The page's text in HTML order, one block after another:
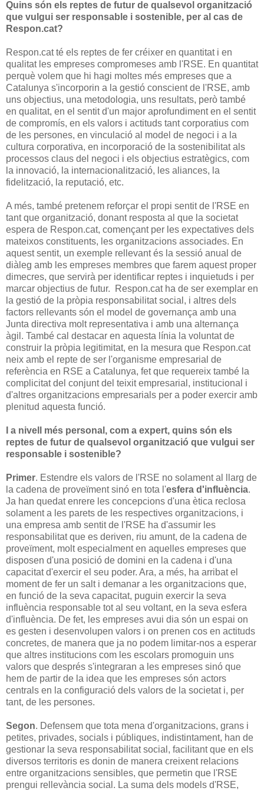
Quins són els reptes de futur de qualsevol organització
que vulgui ser responsable i sostenible, per al cas de
Respon.cat?
Respon.cat té els reptes de fer créixer en quantitat i en
qualitat les empreses compromeses amb l'RSE. En quantitat
perquè volem que hi hagi moltes més empreses que a
Catalunya s'incorporin a la gestió conscient de l'RSE, amb
uns objectius, una metodologia, uns resultats, però també
en qualitat, en el sentit d'un major aprofundiment en el sentit
de compromís, en els valors i actituds tant corporatius com
de les persones, en vinculació al model de negoci i a la
cultura corporativa, en incorporació de la sostenibilitat als
processos claus del negoci i els objectius estratègics, com
la innovació, la internacionalització, les aliances, la
fidelització, la reputació, etc.
A més, també pretenem reforçar el propi sentit de l'RSE en
tant que organització, donant resposta al que la societat
espera de Respon.cat, començant per les expectatives dels
mateixos constituents, les organitzacions associades. En
aquest sentit, un exemple rellevant és la sessió anual de
diàleg amb les empreses membres que farem aquest proper
dimecres, que servirà per identificar reptes i inquietuds i per
marcar objectius de futur. Respon.cat ha de ser exemplar en
la gestió de la pròpia responsabilitat social, i altres dels
factors rellevants són el model de governança amb una
Junta directiva molt representativa i amb una alternança
àgil. També cal destacar en aquesta línia la voluntat de
construir la pròpia legitimitat, en la mesura que Respon.cat
neix amb el repte de ser l'organisme empresarial de
referència en RSE a Catalunya, fet que requereix també la
complicitat del conjunt del teixit empresarial, institucional i
d'altres organitzacions empresarials per a poder exercir amb
plenitud aquesta funció.
I a nivell més personal, com a expert, quins són els
reptes de futur de qualsevol organització que vulgui ser
responsable i sostenible?
Primer. Estendre els valors de l'RSE no solament al llarg de
la cadena de proveïment sinó en tota l'esfera d'influència.
Ja han quedat enrere les concepcions d'una ètica reclosa
solament a les parets de les respectives organitzacions, i
una empresa amb sentit de l'RSE ha d'assumir les
responsabilitat que es deriven, riu amunt, de la cadena de
proveïment, molt especialment en aquelles empreses que
disposen d'una posició de domini en la cadena i d'una
capacitat d'exercir el seu poder. Ara, a més, ha arribat el
moment de fer un salt i demanar a les organitzacions que,
en funció de la seva capacitat, puguin exercir la seva
influència responsable tot al seu voltant, en la seva esfera
d'influència. De fet, les empreses avui dia són un espai on
es gesten i desenvolupen valors i on prenen cos en actituds
concretes, de manera que ja no podem limitar-nos a esperar
que altres institucions com les escolars promoguin uns
valors que després s'integraran a les empreses sinó que
hem de partir de la idea que les empreses són actors
centrals en la configuració dels valors de la societat i, per
tant, de les persones.
Segon. Defensem que tota mena d'organitzacions, grans i
petites, privades, socials i públiques, indistintament, han de
gestionar la seva responsabilitat social, facilitant que en els
diversos territoris es donin de manera creixent relacions
entre organitzacions sensibles, que permetin que l'RSE
prengui rellevància social. La suma dels models d'RSE,